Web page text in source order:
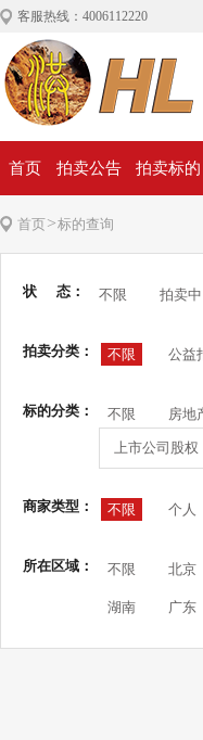
客服热线：4006112220
首页 拍卖公告 拍卖标的
首页>标的查询
状 态： 不限 拍卖中
拍卖分类： 不限 公益
标的分类： 不限 房地
上市公司股权
商家类型： 不限 个人
所在区域： 不限 北京
湖南 广东